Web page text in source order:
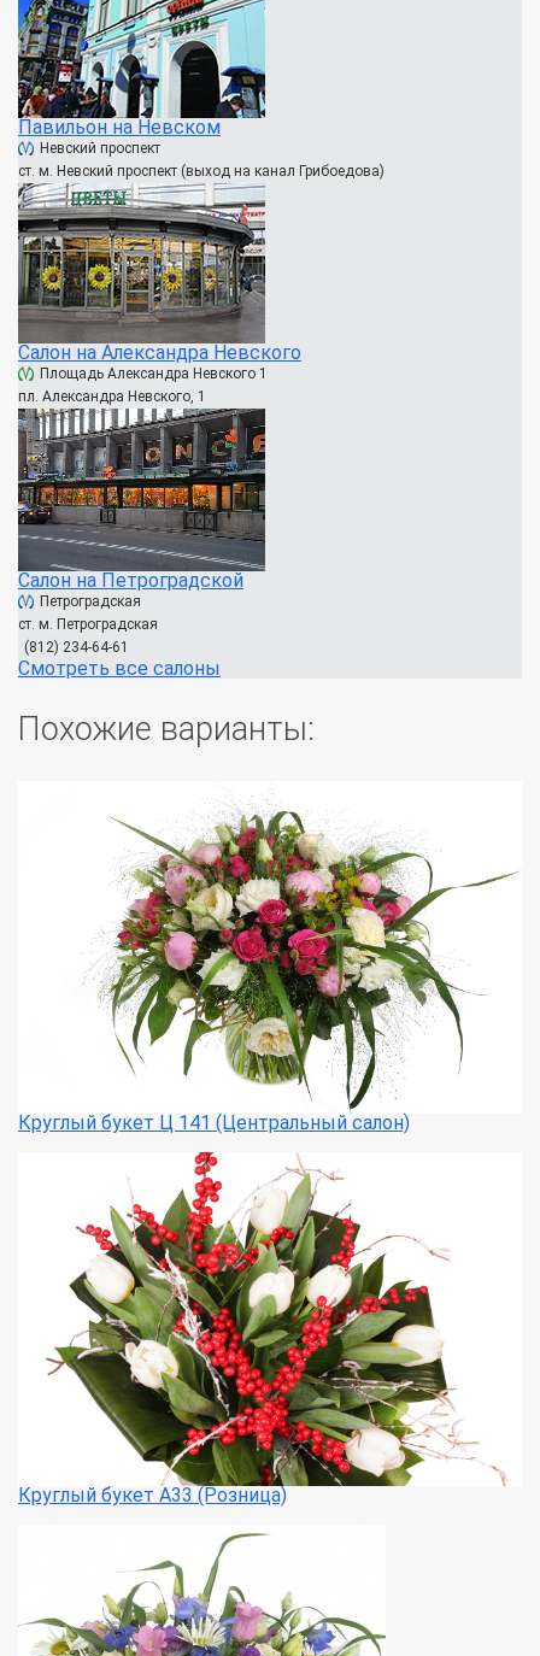
Павильон на Невском
Невский проспект
ст. м. Невский проспект (выход на канал Грибоедова)
Салон на Александра Невского
Площадь Александра Невского 1
пл. Александра Невского, 1
Салон на Петроградской
Петроградская
ст. м. Петроградская
(812) 234-64-61
Смотреть все салоны
Похожие варианты:
Круглый букет Ц 141 (Центральный салон)
Круглый букет А33 (Розница)